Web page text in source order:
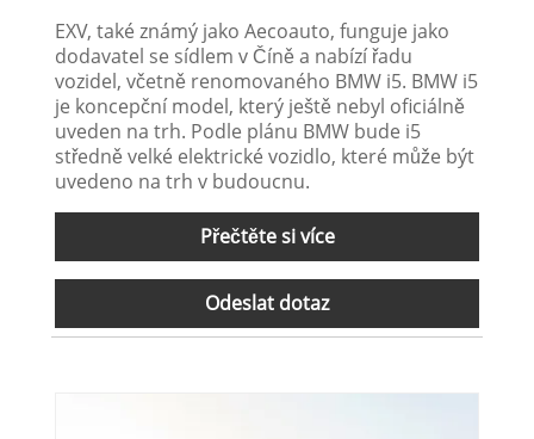
EXV, také známý jako Aecoauto, funguje jako
dodavatel se sídlem v Číně a nabízí řadu
vozidel, včetně renomovaného BMW i5. BMW i5
je koncepční model, který ještě nebyl oficiálně
uveden na trh. Podle plánu BMW bude i5
středně velké elektrické vozidlo, které může být
uvedeno na trh v budoucnu.
Přečtěte si více
Odeslat dotaz